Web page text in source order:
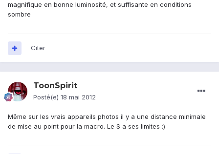
magnifique en bonne luminosité, et suffisante en conditions
sombre
Citer
ToonSpirit
Posté(e) 18 mai 2012
Même sur les vrais appareils photos il y a une distance minimale
de mise au point pour la macro. Le S a ses limites :)